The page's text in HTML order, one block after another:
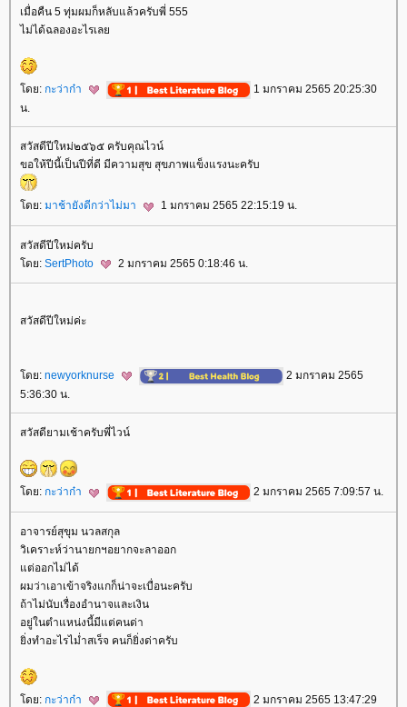
เมื่อคืน 5 ทุ่มผมก็หลับแล้วครับพี่ 555
ไม่ได้ฉลองอะไรเล
ดย: กะว่าก๋า
1 มกราคม 2565 20:25:30
น.
สวัสดีปีใหม่๒๕๖๕ ครับคุณไวน์
ขอให้ปีนี้เป็นปีที่ดี มีความสุข สุขภาพแข็งแรงนะครับ
ดย: มาช้ายังดีกว่าไม่มา 1 มกราคม 2565 22:15:19 น.
สวัสดีปีใหม่ครับ
ดย: SertPhoto 2 มกราคม 2565 0:18:46 น.
สวัสดีปีใหม่ค่ะ
ดย: newyorknurse
2 มกราคม 2565
5:36:30 น.
สวัสดียามเช้าครับพี่ไวน์
ดย: กะว่าก๋า 2 มกราคม 2565 7:09:57 น.
อาจารย์สุขุม นวลสกุล
วิเคราะห์ว่านายกฯอยากจะลาออก
ต่ออกไม่ได้
ผมว่าเอาเข้าจริงแกก็น่าจะเบื่อนะครับ
ถ้าไม่นับเรื่องอำนาจและเงิน
อยู่ในตำแหน่งนี้มีแต่คนด่า
ิ่งทำอะไรไม่ำสเร็จ คนก็ยิ่งด่าครับ
ดย: กะว่าก๋า
2 มกราคม 2565 13:47:29